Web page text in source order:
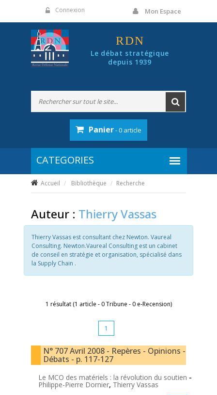
Connexion Mon Espace
RDN
Le débat stratégique
depuis 1939
Panier- 0 article
Accueil Bibliothèque Recherche
Auteur : Thierry Vassas
Thierry Vassas est consultant chez Newton. Vaureal
Consulting. Newton.Vaureal Consulting est un cabinet
de conseil en stratégie et organisation, spécialisé dans
la Supply Chain .
1 résultat (1 article - 0 Tribune - 0 e-Recension)
1
N° 707 Avril 2008 - Repères - Opinions -
Débats - p. 117-127
Le MCO des matériels : la révolution du soutien -
Philippe-Pierre Dornier, Thierry Vassas